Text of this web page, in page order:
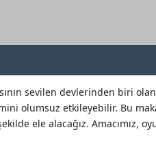
sevilen devlerinden biri olan
olumsuz etkileyebilir. Bu
ele alacağız. Amacımız,